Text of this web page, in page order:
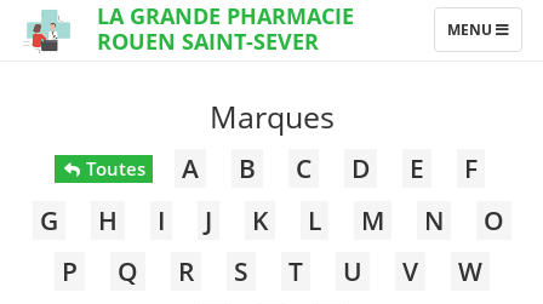
LA GRANDE PHARMACIE
ROUEN SAINT-SEVER
TOGGLE
NAVIGATION
MENU
Marques
Toutes A B C D E
F
G
H I J K L M N
O
P
Q R S T U V
W